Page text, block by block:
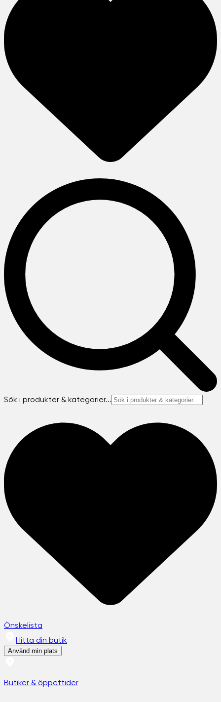
Sök i produkter & kategorier...
Önskelista
Hitta din butik
Använd min plats
Butiker & öppettider